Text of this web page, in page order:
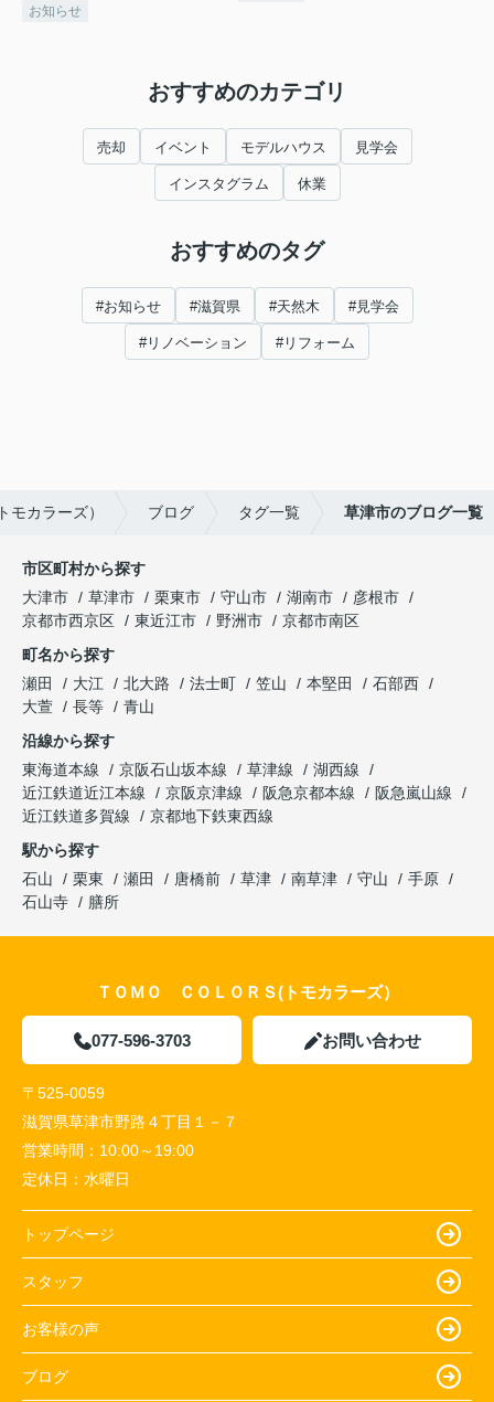
お知らせ
おすすめのカテゴリ
売却 イベント モデルハウス 見学会
インスタグラム 休業
おすすめのタグ
#お知らせ #滋賀県 #天然木 #見学会
#リノベーション #リフォーム
カラーズ） ブログ タグ一覧 草津市のブログ一覧
市区町村から探す
大津市
草津市 栗東市 守山市 湖南市
彦根市
京都市西京区
東近江市 野洲市
京都市南区
町名から探す
瀬田
大江 北大路 法士町 笠山 本堅田
石部西
大萱
長等
青山
沿線から探す
東海道本線
京阪石山坂本線 草津線
湖西線
近江鉄道近江本線
京阪京津線 阪急京都本線
阪急嵐山線
近江鉄道多賀線
京都地下鉄東西線
駅から探す
石山
栗東 瀬田 唐橋前 草津 南草津 守山
手原
石山寺
膳所
ＴＯＭＯ ＣＯＬＯＲＳ(トモカラーズ）
077-596-3703 お問い合わせ
〒525-0059
滋賀県草津市野路４丁目１－７
営業時間： 10:00～19:00
定休日： 水曜日
トップページ
スタッフ
お客様の声
ブログ